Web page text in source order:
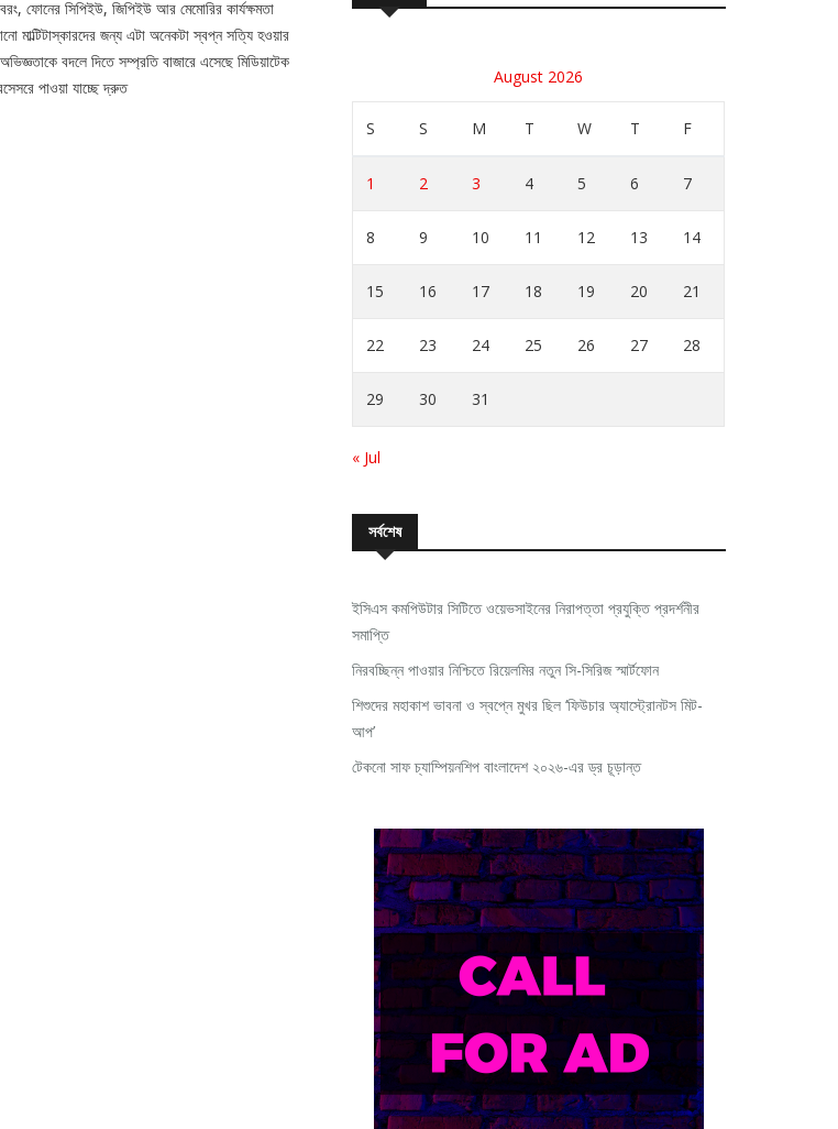
ফোনের সিপিইউ, জিপিইউ আর মেমোরির কার্যক্ষমতা
মাল্টিটাস্কারদের জন্য এটা অনেকটা স্বপ্ন সত্যি হওয়ার
বদলে দিতে সম্প্রতি বাজারে এসেছে মিডিয়াটেক
পাওয়া যাচ্ছে দ্রুত
August 2026
S S M T W T F
1 2 3 4 5 6 7
8 9 10 11 12 13 14
15 16 17 18 19 20 21
22 23 24 25 26 27 28
29 30 31
« Jul
সর্বশেষ
ইসিএস কমপিউটার সিটিতে ওয়েভসাইনের নিরাপত্তা প্রযুক্তি প্রদর্শনীর
সমাপ্তি
নিরবচ্ছিন্ন পাওয়ার নিশ্চিতে রিয়েলমির নতুন সি-সিরিজ স্মার্টফোন
শিশুদের মহাকাশ ভাবনা ও স্বপ্নে মুখর ছিল ‘ফিউচার অ্যাস্ট্রোনটস মিট-
আপ’
টেকনো সাফ চ্যাম্পিয়নশিপ বাংলাদেশ ২০২৬-এর ড্র চূড়ান্ত